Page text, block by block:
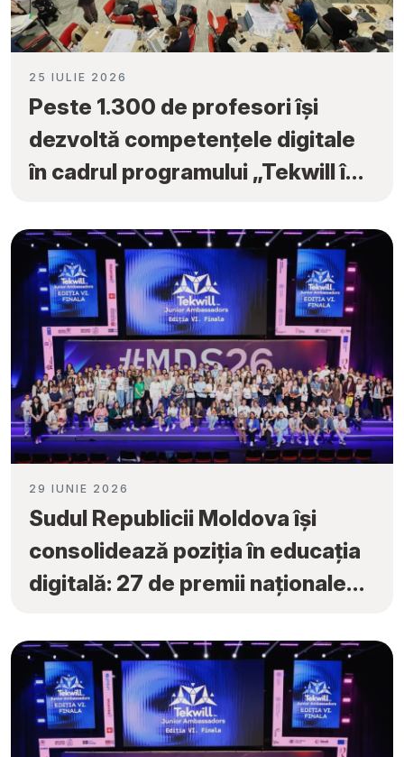
25 IULIE 2026
Peste 1.300 de profesori își
dezvoltă competențele digitale
în cadrul programului „Tekwill în
29 IUNIE 2026
Sudul Republicii Moldova își
consolidează poziția în educația
digitală: 27 de premii naționale
Ambassadors”